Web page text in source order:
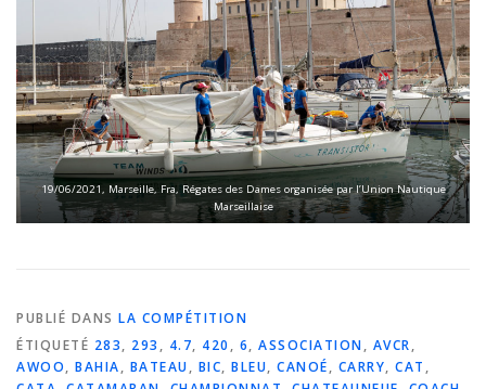
19/06/2021, Marseille, Fra, Régates des Dames organisée par l’Union Nautique
Marseillaise
PUBLIÉ DANS LA COMPÉTITION
ÉTIQUETÉ 283, 293, 4.7, 420, 6, ASSOCIATION, AVCR,
AWOO, BAHIA, BATEAU, BIC, BLEU, CANOÉ, CARRY, CAT,